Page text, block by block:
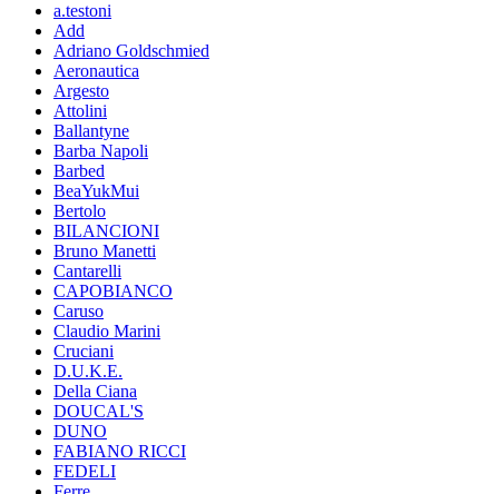
a.testoni
Add
Adriano Goldschmied
Aeronautica
Argesto
Attolini
Ballantyne
Barba Napoli
Barbed
BeaYukMui
Bertolo
BILANCIONI
Bruno Manetti
Cantarelli
CAPOBIANCO
Caruso
Claudio Marini
Cruciani
D.U.K.E.
Della Ciana
DOUCAL'S
DUNO
FABIANO RICCI
FEDELI